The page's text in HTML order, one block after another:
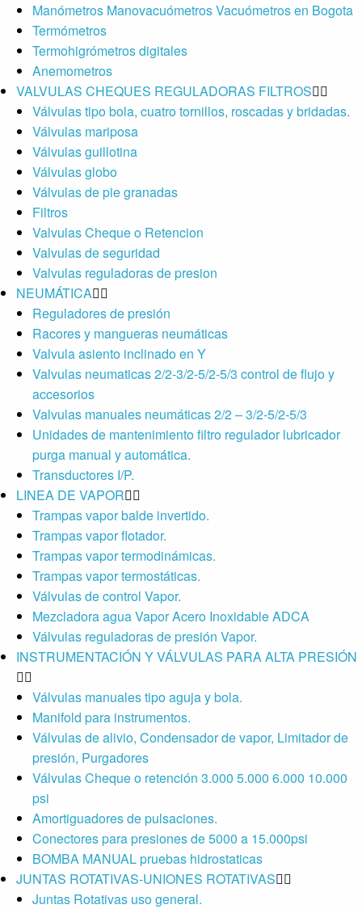
Manómetros Manovacuómetros Vacuómetros en Bogota
Termómetros
Termohigrómetros digitales
Anemometros
VALVULAS CHEQUES REGULADORAS FILTROS
Válvulas tipo bola, cuatro tornillos, roscadas y bridadas.
Válvulas mariposa
Válvulas guillotina
Válvulas globo
Válvulas de pie granadas
Filtros
Valvulas Cheque o Retencion
Valvulas de seguridad
Valvulas reguladoras de presion
NEUMÁTICA
Reguladores de presión
Racores y mangueras neumáticas
Valvula asiento inclinado en Y
Valvulas neumaticas 2/2-3/2-5/2-5/3 control de flujo y
accesorios
Valvulas manuales neumáticas 2/2 – 3/2-5/2-5/3
Unidades de mantenimiento filtro regulador lubricador
purga manual y automática.
Transductores I/P.
LINEA DE VAPOR
Trampas vapor balde invertido.
Trampas vapor flotador.
Trampas vapor termodinámicas.
Trampas vapor termostáticas.
Válvulas de control Vapor.
Mezcladora agua Vapor Acero Inoxidable ADCA
Válvulas reguladoras de presión Vapor.
INSTRUMENTACIÓN Y VÁLVULAS PARA ALTA PRESIÓN
Válvulas manuales tipo aguja y bola.
Manifold para instrumentos.
Válvulas de alivio, Condensador de vapor, Limitador de
presión, Purgadores
Válvulas Cheque o retención 3.000 5.000 6.000 10.000
psi
Amortiguadores de pulsaciones.
Conectores para presiones de 5000 a 15.000psi
BOMBA MANUAL pruebas hidrostaticas
JUNTAS ROTATIVAS-UNIONES ROTATIVAS
Juntas Rotativas uso general.